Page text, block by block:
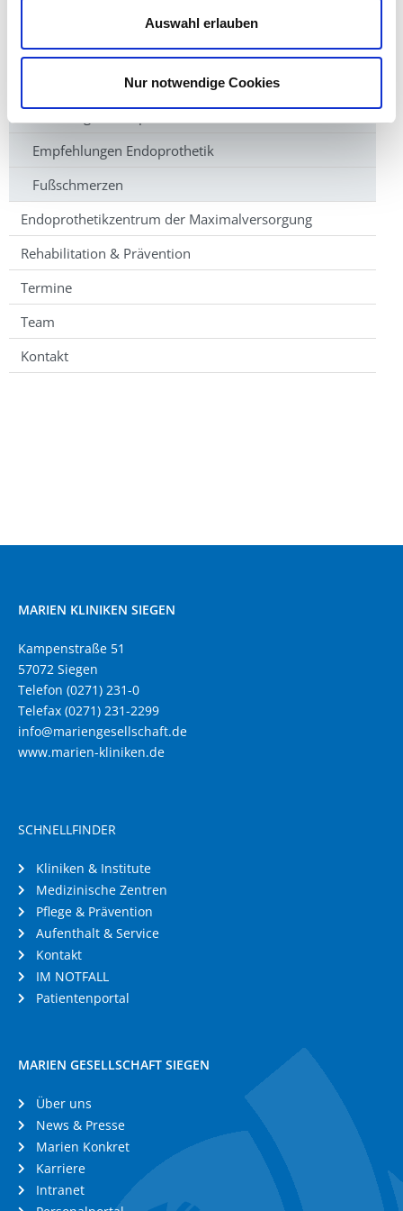
Auswahl erlauben
Nur notwendige Cookies
Nachbehandlung Knie OP
Das Hüftgelenk
Osteoporose - Schenkelhalsbruch
Empfehlungen Endoprothetik
Fußschmerzen
Endoprothetikzentrum der Maximalversorgung
Rehabilitation & Prävention
Termine
Team
Kontakt
MARIEN KLINIKEN SIEGEN
Kampenstraße 51
57072 Siegen
Telefon (0271) 231-0
Telefax (0271) 231-2299
info@mariengesellschaft.de
www.marien-kliniken.de
SCHNELLFINDER
Kliniken & Institute
Medizinische Zentren
Pflege & Prävention
Aufenthalt & Service
Kontakt
IM NOTFALL
Patientenportal
MARIEN GESELLSCHAFT SIEGEN
Über uns
News & Presse
Marien Konkret
Karriere
Intranet